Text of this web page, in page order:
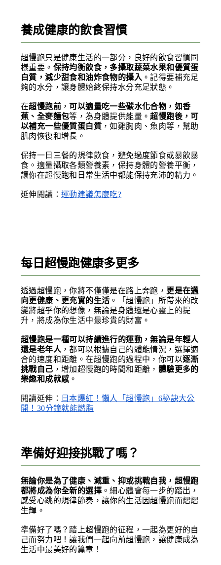
養成健康的飲食習慣
超慢跑只是健康生活的一部分，良好的飲食習慣同
樣重要。 保持均衡飲食，多攝取蔬菜水果和優質蛋
白質，減少甜食和油炸食物的攝入 。記得要補充足
夠的水分，讓身體始終保持水分充足狀態。
在超慢跑前 ，可以適量吃一些碳水化合物，如香
蕉、全麥麵包等，為身體提供能量。超慢跑後，可
以補充一些優質蛋白質 ，如雞胸肉、魚肉等，幫助
肌肉恢復和增長。
保持一日三餐的規律飲食，避免過度節食或暴飲暴
食。適量攝取各類營養素，保持身體的營養平衡，
讓你在超慢跑和日常生活中都能保持充沛的精力。
延伸閱讀： 運動建議怎麼吃?
每日超慢跑健康多更多
透過超慢跑，你將不僅僅是在路上奔跑， 更是在邁
向更健康、更充實的生活 。「超慢跑」所帶來的改
變將超乎你的想像，無論是身體還是心靈上的提
升，將成為你生活中最珍貴的財富。
超慢跑是一種可以持續進行的運動，無論是年輕人
還是老年人 ，都可以根據自己的體能情況，選擇適
合的速度和距離。在超慢跑的過程中，你可以逐漸
挑戰自己 ，增加超慢跑的時間和距離， 體驗更多的
樂趣和成就感。
閱讀延伸： 日本爆紅！懶人「超慢跑」6秘訣大公
開！30分鐘就能燃脂
準備好迎接挑戰了嗎？
無論你是為了健康、減重、抑或挑戰自我，超慢跑
都將成為你全新的選擇 。細心體會每一步的踏出，
感受心跳的規律節奏，讓你的生活因超慢跑而熠熠
生輝。
準備好了嗎？踏上超慢跑的征程，一起為更好的自
己而努力吧！讓我們一起向前超慢跑，讓健康成為
生活中最美好的篇章！